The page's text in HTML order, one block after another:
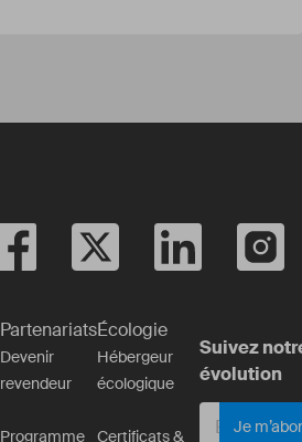
Partenariats
Devenir
revendeur
Programme
Écologie
Hébergeur
écologique
Certificats &
Suivez
évolution
Je